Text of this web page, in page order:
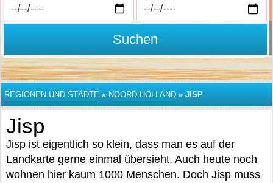
Suchen
REGIONEN UND STÄDTE » NOORD-HOLLAND » JISP
Jisp
Jisp ist eigentlich so klein, dass man es auf der
Landkarte gerne einmal übersieht. Auch heute noch
wohnen hier kaum 1000 Menschen. Doch Jisp muss